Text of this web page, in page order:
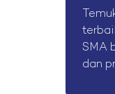
SMA
dan